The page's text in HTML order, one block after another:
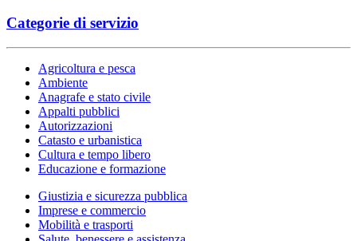
Categorie di servizio
Agricoltura e pesca
Ambiente
Anagrafe e stato civile
Appalti pubblici
Autorizzazioni
Catasto e urbanistica
Cultura e tempo libero
Educazione e formazione
Giustizia e sicurezza pubblica
Imprese e commercio
Mobilità e trasporti